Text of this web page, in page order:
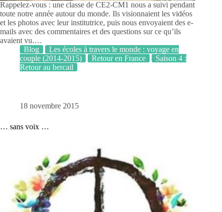
Rappelez-vous : une classe de CE2-CM1 nous a suivi pendant
toute notre année autour du monde. Ils visionnaient les vidéos
et les photos avec leur institutrice, puis nous envoyaient des e-
mails avec des commentaires et des questions sur ce qu’ils
avaient vu.…
Blog
Les écoles à travers le monde : voyage en
couple (2014-2015)
Retour en France
Saison 4 :
Retour au bercail
18 novembre 2015
… sans voix …